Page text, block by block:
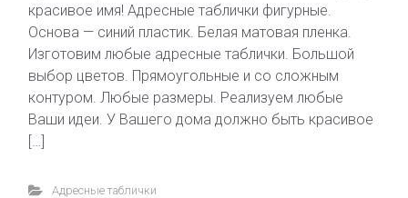
красивое имя! Адресные таблички фигурные.
Основа — синий пластик. Белая матовая пленка.
Изготовим любые адресные таблички. Большой
выбор цветов. Прямоугольные и со сложным
контуром. Любые размеры. Реализуем любые
Ваши идеи. У Вашего дома должно быть красивое
[…]
Адресные таблички